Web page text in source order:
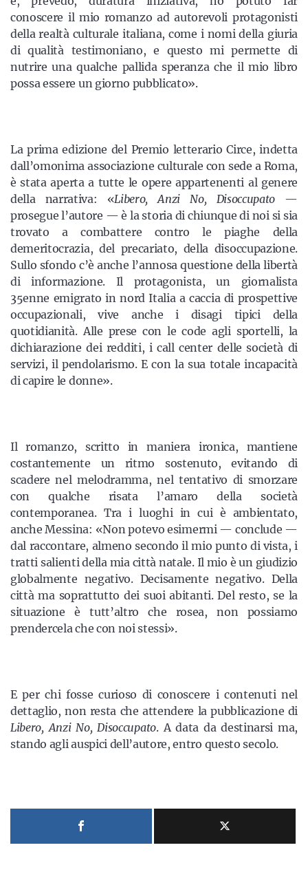
conoscere il mio romanzo ad autorevoli protagonisti
della realtà culturale italiana, come i nomi della giuria
di qualità testimoniano, e questo mi permette di
nutrire una qualche pallida speranza che il mio libro
possa essere un giorno pubblicato».
La prima edizione del Premio letterario Circe, indetta
dall’omonima associazione culturale con sede a Roma,
è stata aperta a tutte le opere appartenenti al genere
della narrativa: «Libero, Anzi No, Disoccupato —
prosegue l’autore — è la storia di chiunque di noi si sia
trovato a combattere contro le piaghe della
demeritocrazia, del precariato, della disoccupazione.
Sullo sfondo c’è anche l’annosa questione della libertà
di informazione. Il protagonista, un giornalista
35enne emigrato in nord Italia a caccia di prospettive
occupazionali, vive anche i disagi tipici della
quotidianità. Alle prese con le code agli sportelli, la
dichiarazione dei redditi, i call center delle società di
servizi, il pendolarismo. E con la sua totale incapacità
di capire le donne».
Il romanzo, scritto in maniera ironica, mantiene
costantemente un ritmo sostenuto, evitando di
scadere nel melodramma, nel tentativo di smorzare
con qualche risata l’amaro della società
contemporanea. Tra i luoghi in cui è ambientato,
anche Messina: «Non potevo esimermi — conclude —
dal raccontare, almeno secondo il mio punto di vista, i
tratti salienti della mia città natale. Il mio è un giudizio
globalmente negativo. Decisamente negativo. Della
città ma soprattutto dei suoi abitanti. Del resto, se la
situazione è tutt’altro che rosea, non possiamo
prendercela che con noi stessi».
E per chi fosse curioso di conoscere i contenuti nel
dettaglio, non resta che attendere la pubblicazione di
Libero, Anzi No, Disoccupato. A data da destinarsi ma,
stando agli auspici dell’autore, entro questo secolo.